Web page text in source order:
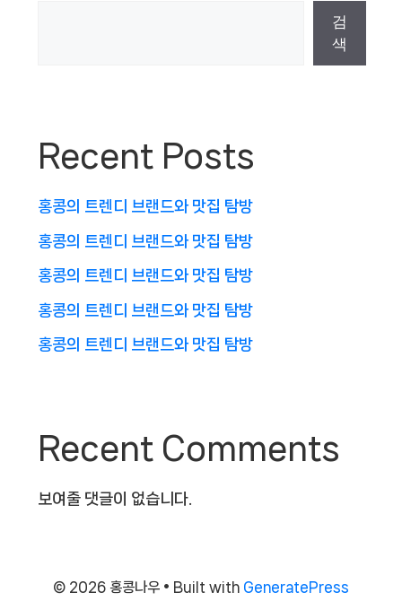
검
색
Recent Posts
홍콩의 트렌디 브랜드와 맛집 탐방
홍콩의 트렌디 브랜드와 맛집 탐방
홍콩의 트렌디 브랜드와 맛집 탐방
홍콩의 트렌디 브랜드와 맛집 탐방
홍콩의 트렌디 브랜드와 맛집 탐방
Recent Comments
보여줄 댓글이 없습니다.
© 2026 홍콩나우 • Built with GeneratePress